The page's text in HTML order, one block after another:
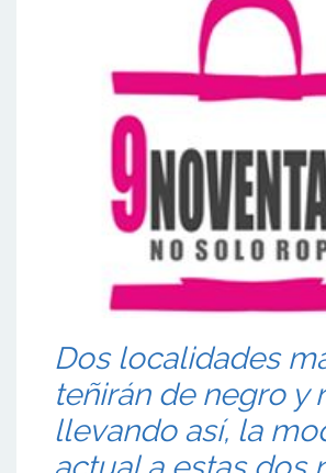
Dos localidades
teñirán de negro y
llevando así, la